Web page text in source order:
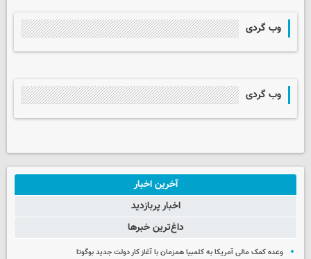
وب گردی
وب گردی
آخرین اخبار
اخبار پربازدید
داغ‌ترین خبرها
وعده کمک مالی آمریکا به کلمبیا همزمان با آغاز کار دولت جدید بوگوتا